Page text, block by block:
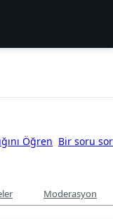
Öğren Bir soru sor
Moderasyon